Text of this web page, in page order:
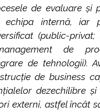
de evaluare și
echipa internă, iar
(public-privat;
de
de tehnologii).
de business
dezechilibre și
externi, astfel încât